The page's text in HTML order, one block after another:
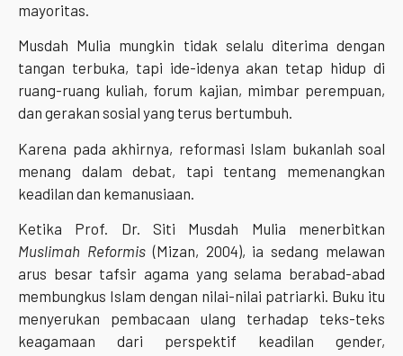
mayoritas.
Musdah Mulia mungkin tidak selalu diterima dengan
tangan terbuka, tapi ide-idenya akan tetap hidup di
ruang-ruang kuliah, forum kajian, mimbar perempuan,
dan gerakan sosial yang terus bertumbuh.
Karena pada akhirnya, reformasi Islam bukanlah soal
menang dalam debat, tapi tentang memenangkan
keadilan dan kemanusiaan.
Ketika Prof. Dr. Siti Musdah Mulia menerbitkan
Muslimah Reformis(Mizan, 2004), ia sedang melawan
arus besar tafsir agama yang selama berabad-abad
membungkus Islam dengan nilai-nilai patriarki. Buku itu
menyerukan pembacaan ulang terhadap teks-teks
keagamaan dari perspektif keadilan gender,